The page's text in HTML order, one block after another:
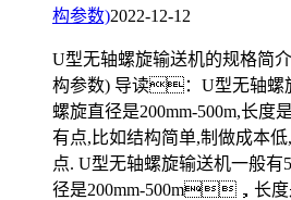
构参数)2022-12-12
U型无轴螺旋输送机的规格简
构参数) 导读：U型无轴螺
螺旋直径是200mm-500m,长度
有点,比如结构简单,制做成本
点. U型无轴螺旋输送机一般
径是200mm-500m，长